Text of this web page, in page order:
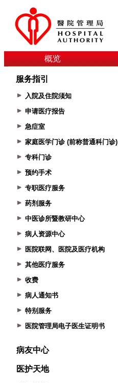
概览
服务指引
入院及住院须知
申请医疗报告
急症室
家庭医学门诊 (前称普通科门诊)
专科门诊
预约手术
专职医疗服务
药剂服务
中医诊所暨教研中心
病人资源中心
医院联网、医院及医疗机构
其他医疗服务
收费
病人通知书
特别服务
医院管理局电子医生证明书
病友中心
医护天地